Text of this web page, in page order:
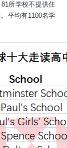
81所学校不提供住
平均有1100名学